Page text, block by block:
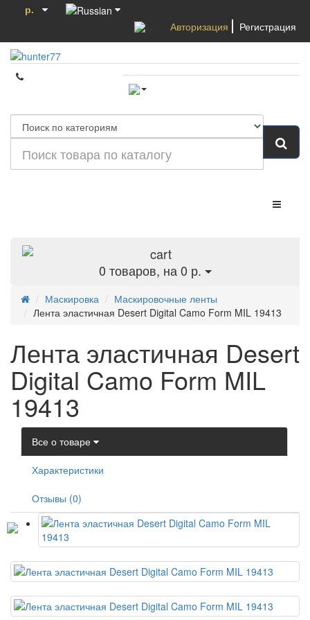
р.
Авторизация
Регистрация
0 товаров, на 0 р.
Маскировка
Маскировочные ленты
Лента эластичная Desert Digital Camo Form MIL 19413
Лента эластичная Desert
Digital Camo Form MIL
19413
Все о товаре
Характеристики
Отзывы (0)